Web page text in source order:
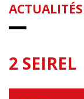
ACTUALITÉS
2 SEIREL